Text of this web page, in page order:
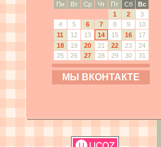
Пн
Вт Ср Чт Пт Сб
Вс
1
2
3
4
5 6 7 8 9
10
11
12 13 14 15 16
17
18
19 20 21 22 23
24
25
26 27 28 29 30 31
МЫ ВКОНТАКТЕ